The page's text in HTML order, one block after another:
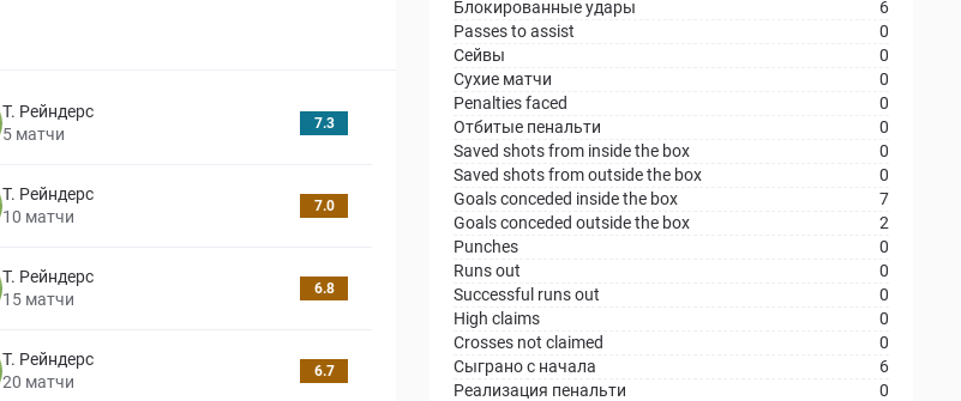
Т. Рейндерс
5 матчи
7.3
Т. Рейндерс
10 матчи
7.0
Т. Рейндерс
15 матчи
6.8
Т. Рейндерс
20 матчи
6.7
Блокированные удары
6
Passes to assist
0
Сейвы
0
Сухие матчи
0
Penalties faced
0
Отбитые пенальти
0
Saved shots from inside the box
0
Saved shots from outside the box
0
Goals conceded inside the box
7
Goals conceded outside the box
2
Punches
0
Runs out
0
Successful runs out
0
High claims
0
Crosses not claimed
0
Сыграно с начала
6
Реализация пенальти
0